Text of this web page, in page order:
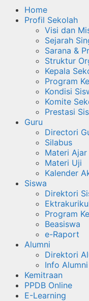
Home
Profil Sekolah
Visi dan
Sejarah
Sarana &
Struktur
Kepala
Program
Kondisi
Komite
Prestasi
Guru
Directori
Silabus
Materi Ajar
Materi Uji
Kalender
Siswa
Direktori
Program
Beasiswa
e-Raport
Alumni
Direktori
Info Alumni
Kemitraan
PPDB Online
E-Learning